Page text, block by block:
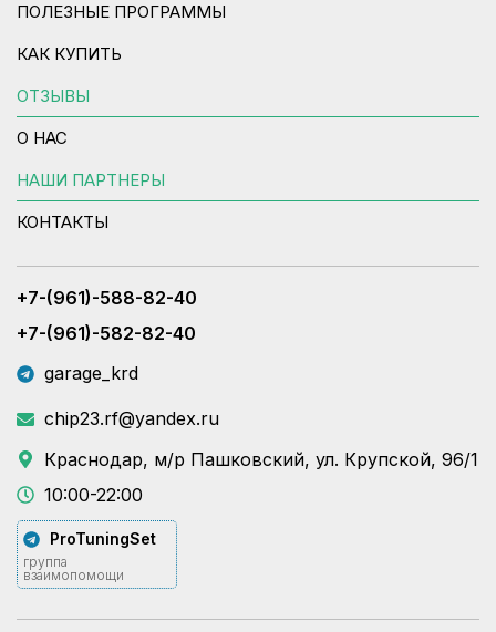
ПОЛЕЗНЫЕ ПРОГРАММЫ
КАК КУПИТЬ
ОТЗЫВЫ
О НАС
НАШИ ПАРТНЕРЫ
КОНТАКТЫ
+7-(961)-588-82-40
+7-(961)-582-82-40
garage_krd
chip23.rf@yandex.ru
Краснодар, м/р Пашковский, ул. Крупской, 96/1
10:00-22:00
ProTuningSet
группа
взаимопомощи